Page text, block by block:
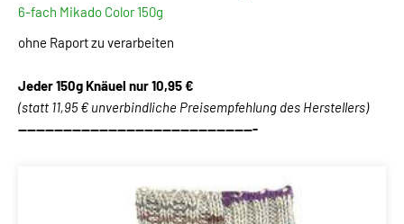
6-fach Mikado Color 150g
ohne Raport zu verarbeiten
Jeder 150g Knäuel nur 10,95 €
(statt 11,95 € unverbindliche Preisempfehlung des Herstellers)
-----------------------------------------------------